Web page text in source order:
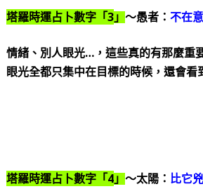
塔羅時運占卜數字「3 」～愚者：不在意
情緒、別人眼光… ，這些真的有那麼重
眼光全都只集中在目標的時候，還會看
塔羅時運占卜數字「4 」～太陽： 比它兇